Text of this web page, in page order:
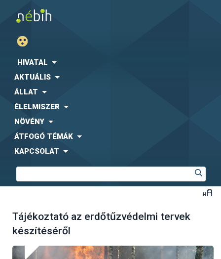
HIVATAL
AKTUÁLIS
ÁLLAT
ÉLELMISZER
NÖVÉNY
ÁTFOGÓ TÉMÁK
KAPCSOLAT
Tájékoztató az erdőtűzvédelmi tervek
készítéséről